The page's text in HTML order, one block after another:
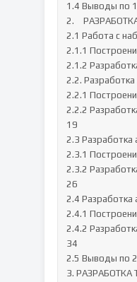
1.4 Выводы по 1
2. 	РАЗРАБОТКА ПРОГРАММНОГО ПРОДУКТА ДЛЯ РЕШЕНИЯ ПРИКЛАДНЫХ ЗАДАЧ	11
2.1 Работа с
2.1.1
2.1.2
2.2. Разработка
2.2.1
2.2.2
19
2.3 Разработка
2.3.1
2.3.2
26
2.4 Разработка
2.4.1
2.4.2
34
2.5 Выводы по 2
3.